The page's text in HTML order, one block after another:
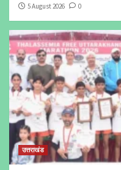
5 August 2026
0
उत्तराखंड